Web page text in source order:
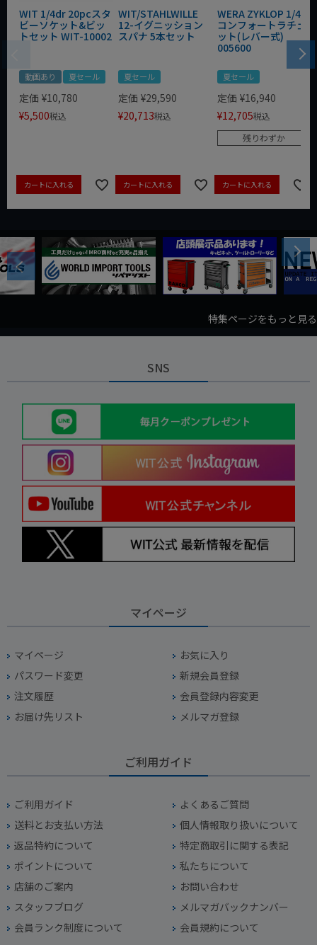
WIT 1/4dr 20pcスタ
ビーソケット&ビッ
トセット WIT-10002
動画あり 夏セール
定価 ¥10,780
¥5,500税込
カートに入れる
WIT/STAHLWILLE
12-イグニッション
スパナ 5本セット
夏セール
定価 ¥29,590
¥20,713税込
カートに入れる
WERA ZYKLOP 1/4"
コンフォートラチェ
ット(レバー式)
005600
夏セール
定価 ¥16,940
¥12,705税込
残りわずか
カートに入れる
Previous
Next
特集ページをもっと見る
SNS
マイページ
マイページ
お気に入り
パスワード変更
新規会員登録
注文履歴
会員登録内容変更
お届け先リスト
メルマガ登録
ご利用ガイド
ご利用ガイド
よくあるご質問
送料とお支払い方法
個人情報取り扱いについて
返品特約について
特定商取引に関する表記
ポイントについて
私たちについて
店舗のご案内
お問い合わせ
スタッフブログ
メルマガバックナンバー
会員ランク制度について
会員規約について